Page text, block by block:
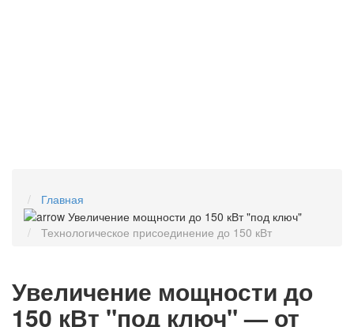
Главная
Технологическое присоединение до 150 кВт
Увеличение мощности до
150 кВт "под ключ" — от